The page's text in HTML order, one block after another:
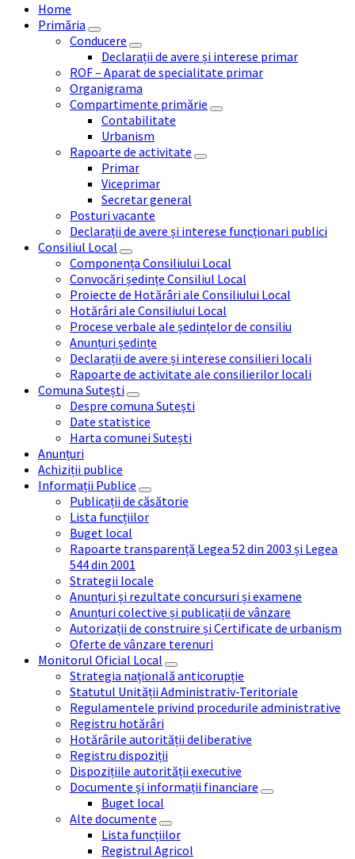
Home
Primăria
Conducere
Declarații de avere și interese primar
ROF – Aparat de specialitate primar
Organigrama
Compartimente primărie
Contabilitate
Urbanism
Rapoarte de activitate
Primar
Viceprimar
Secretar general
Posturi vacante
Declarații de avere și interese funcționari publici
Consiliul Local
Componența Consiliului Local
Convocări ședințe Consiliul Local
Proiecte de Hotărâri ale Consiliului Local
Hotărâri ale Consiliului Local
Procese verbale ale ședințelor de consiliu
Anunțuri ședințe
Declarații de avere și interese consilieri locali
Rapoarte de activitate ale consilierilor locali
Comuna Sutești
Despre comuna Sutești
Date statistice
Harta comunei Sutești
Anunțuri
Achiziții publice
Informații Publice
Publicații de căsătorie
Lista funcțiilor
Buget local
Rapoarte transparență Legea 52 din 2003 și Legea
544 din 2001
Strategii locale
Anunțuri și rezultate concursuri și examene
Anunțuri colective și publicații de vânzare
Autorizații de construire și Certificate de urbanism
Oferte de vânzare terenuri
Monitorul Oficial Local
Strategia națională anticorupție
Statutul Unității Administrativ-Teritoriale
Regulamentele privind procedurile administrative
Registru hotărâri
Hotărârile autorității deliberative
Registru dispoziții
Dispozițiile autorității executive
Documente și informații financiare
Buget local
Alte documente
Lista funcțiilor
Registrul Agricol